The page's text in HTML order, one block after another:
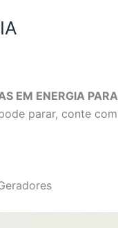
EM ENERGIA
parar, conte